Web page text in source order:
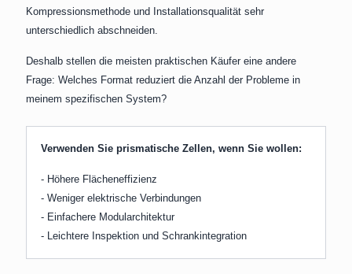
Kompressionsmethode und Installationsqualität sehr
unterschiedlich abschneiden.
Deshalb stellen die meisten praktischen Käufer eine andere
Frage: Welches Format reduziert die Anzahl der Probleme in
meinem spezifischen System?
Verwenden Sie prismatische Zellen, wenn Sie wollen:
- Höhere Flächeneffizienz
- Weniger elektrische Verbindungen
- Einfachere Modularchitektur
- Leichtere Inspektion und Schrankintegration